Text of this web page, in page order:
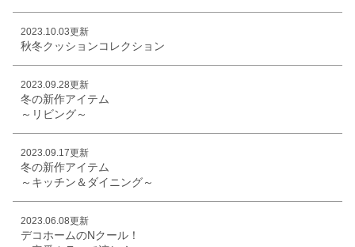
2023.10.03更新
秋冬クッションコレクション
2023.09.28更新
冬の新作アイテム
～リビング～
2023.09.17更新
冬の新作アイテム
～キッチン＆ダイニング～
2023.06.08更新
デコホームのNクール！